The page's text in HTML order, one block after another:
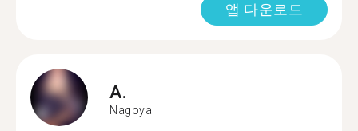
앱 다운로드
A.
Nagoya